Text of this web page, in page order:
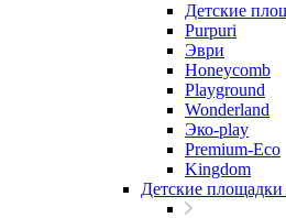
Детские
Purpuri
Эври
Honeycomb
Playground
Wonderland
Эко-play
Premium-Eco
Kingdom
Детские площадки